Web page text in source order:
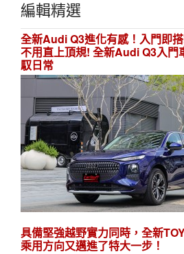
編輯精選
全新Audi Q3進化有感！入門即
不用直上頂規! 全新Audi Q3入門
馭日常
具備堅強越野實力同時，全新
乘用方向又邁進了特大一步！